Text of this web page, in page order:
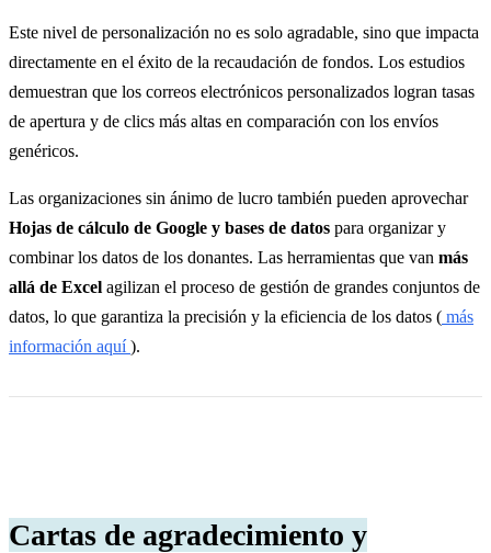
Este nivel de personalización no es solo agradable, sino que impacta
directamente en el éxito de la recaudación de fondos. Los estudios
demuestran que los correos electrónicos personalizados logran tasas
de apertura y de clics más altas en comparación con los envíos
genéricos.
Las organizaciones sin ánimo de lucro también pueden aprovechar
Hojas de cálculo de Google y bases de datos para organizar y
combinar los datos de los donantes. Las herramientas que van más
allá de Excel agilizan el proceso de gestión de grandes conjuntos de
datos, lo que garantiza la precisión y la eficiencia de los datos ( más
información aquí ).
Cartas de agradecimiento y